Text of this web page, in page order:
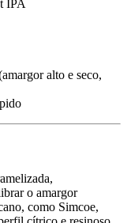
IPA
alto e seco,
o amargor
como Simcoe,